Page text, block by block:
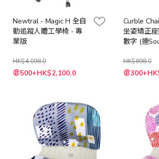
Newtral - Magic H 全自
動追蹤人體工學椅 - 專
業版
HK$4,098.0
500+HK$2,100.0
Curble
坐姿矯正
數字 (連
HK$898.0
特
殊